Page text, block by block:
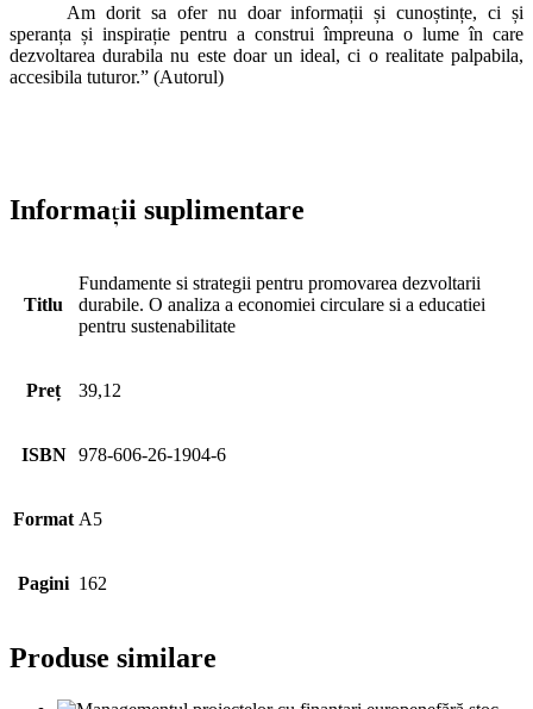
Am dorit sa ofer nu doar informații și cunoștințe, ci și
speranța și inspirație pentru a construi împreuna o lume în care
dezvoltarea durabila nu este doar un ideal, ci o realitate palpabila,
accesibila tuturor.” (Autorul)
Informații suplimentare
Titlu
Fundamente si strategii pentru promovarea dezvoltarii
durabile. O analiza a economiei circulare si a educatiei
pentru sustenabilitate
Preț 39,12
ISBN 978-606-26-1904-6
Format A5
Pagini 162
Produse similare